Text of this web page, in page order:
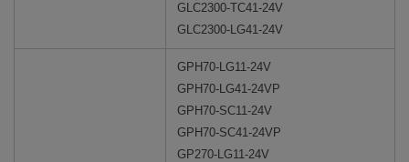
GLC2300-TC41-24V
GLC2300-LG41-24V
GPH70-LG11-24V
GPH70-LG41-24VP
GPH70-SC11-24V
GPH70-SC41-24VP
GP270-LG11-24V